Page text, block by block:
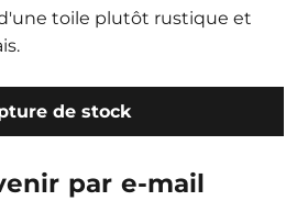
toile plutôt rustique et
de stock
par e-mail